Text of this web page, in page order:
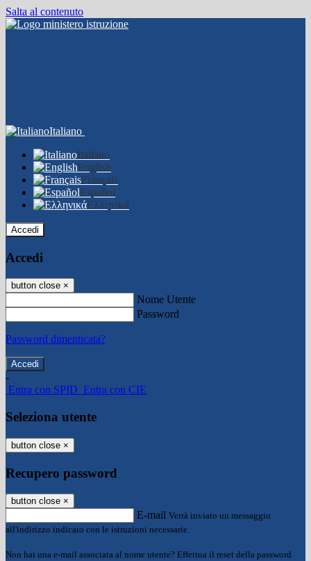
Salta al contenuto
Italiano
Italiano
English
Français
Español
Ελληνικά
Accedi
Accedi
button close ×
Nome Utente
Password
Password dimenticata?
-
Entra con SPID Entra con CIE
Seleziona utente
button close ×
Recupero password
button close ×
E-mail Verrà inviato un messaggio
all'indirizzo indicato con le istruzioni necessarie.
Non hai una e-mail associata al nome utente? Effettua il reset della password